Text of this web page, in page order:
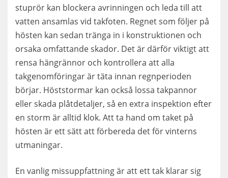
stuprör kan blockera avrinningen och leda till att
vatten ansamlas vid takfoten. Regnet som följer på
hösten kan sedan tränga in i konstruktionen och
orsaka omfattande skador. Det är därför viktigt att
rensa hängrännor och kontrollera att alla
takgenomföringar är täta innan regnperioden
börjar. Höststormar kan också lossa takpannor
eller skada plåtdetaljer, så en extra inspektion efter
en storm är alltid klok. Att ta hand om taket på
hösten är ett sätt att förbereda det för vinterns
utmaningar.
En vanlig missuppfattning är att ett tak klarar sig